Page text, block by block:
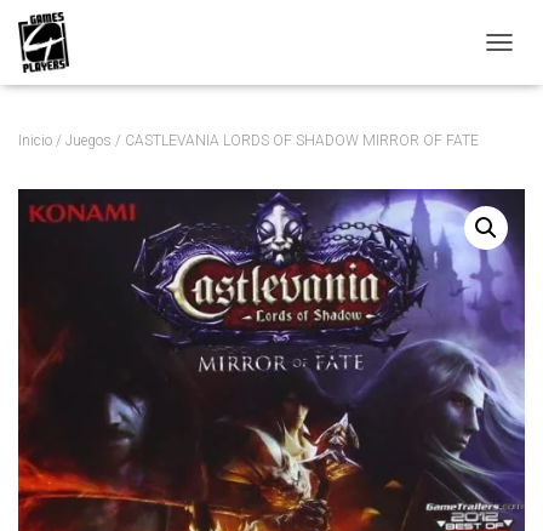
A
M
O
D
O
N
A
V
E
G
A
C
I
Inicio / Juegos / CASTLEVANIA LORDS OF SHADOW MIRROR OF FATE